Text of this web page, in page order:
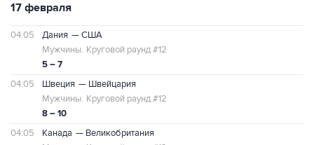
17 февраля
04:05 Дания — США
5 – 7
Мужчины. Круговой раунд #12
04:05 Швеция — Швейцария
8 – 10
Мужчины. Круговой раунд #12
04:05 Канада — Великобритания